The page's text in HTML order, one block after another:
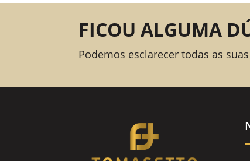
FICOU ALGUMA
Podemos esclarecer todas as